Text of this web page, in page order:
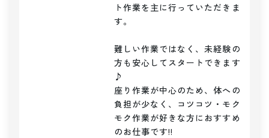
ト作業を主に行っていただきま
す。
難しい作業ではなく、未経験の
方も安心してスタートできます
♪
座り作業が中心のため、体への
負担が少なく、コツコツ・モク
モク作業が好きな方におすすめ
のお仕事です!!